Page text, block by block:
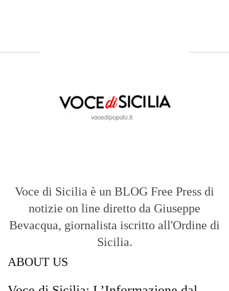
Voce di Sicilia è un BLOG Free Press di
notizie on line diretto da Giuseppe
Bevacqua, giornalista iscritto all'Ordine di
Sicilia.
ABOUT US